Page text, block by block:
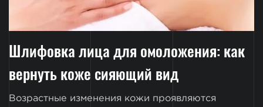
Шлифовка лица для омоложения: как
вернуть коже сияющий вид
Возрастные изменения кожи проявляются